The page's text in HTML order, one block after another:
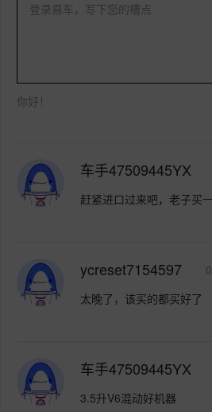
登录易车，写下您的槽点
你好！
车手47509445YX
赶紧进口过来吧，老子买
ycreset7154597
太晚了，该买的都买好了
车手47509445YX
3.5升V6混动好机器